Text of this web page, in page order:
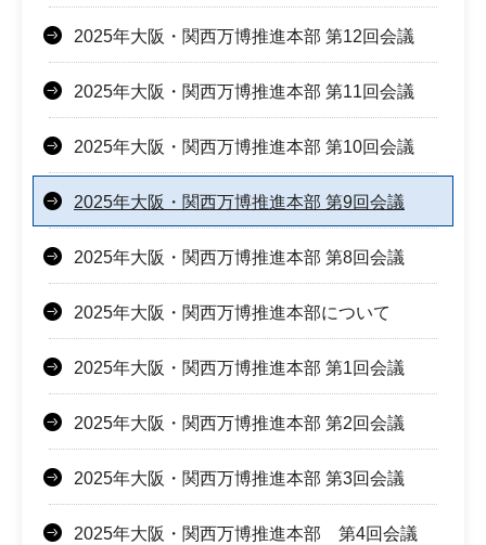
2025年大阪・関西万博推進本部 第12回会議
2025年大阪・関西万博推進本部 第11回会議
2025年大阪・関西万博推進本部 第10回会議
2025年大阪・関西万博推進本部 第9回会議
2025年大阪・関西万博推進本部 第8回会議
2025年大阪・関西万博推進本部について
2025年大阪・関西万博推進本部 第1回会議
2025年大阪・関西万博推進本部 第2回会議
2025年大阪・関西万博推進本部 第3回会議
2025年大阪・関西万博推進本部 第4回会議